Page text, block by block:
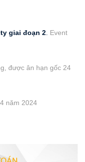
giai đoạn 2 Event
được ân hạn gốc 24
năm 2024